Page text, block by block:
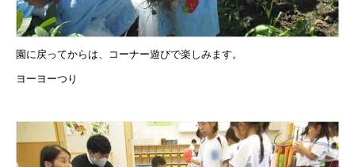
園に戻ってからは、コーナー遊びで楽しみます。
ヨーヨーつり